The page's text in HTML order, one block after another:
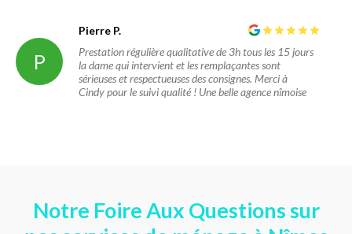
P
Pierre P.
Prestation régulière qualitative de 3h tous les 15 jours
la dame qui intervient et les remplaçantes sont
sérieuses et respectueuses des consignes. Merci à
Cindy pour le suivi qualité ! Une belle agence nîmoise
Notre Foire Aux Questions sur